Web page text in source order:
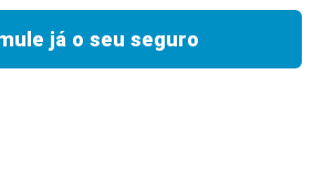
já o seu seguro